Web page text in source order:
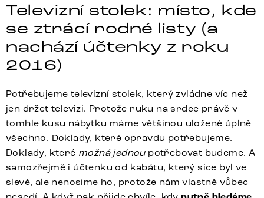
Televizní stolek: místo, kde
se ztrácí rodné listy (a
nachází účtenky z roku
2016)
Potřebujeme televizní stolek, který zvládne víc než
jen držet televizi. Protože ruku na srdce právě v
tomhle kusu nábytku máme většinou uložené úplně
všechno. Doklady, které opravdu potřebujeme.
Doklady, které možná jednoupotřebovat budeme. A
samozřejmě i účtenku od kabátu, který sice byl ve
slevě, ale nenosíme ho, protože nám vlastně vůbec